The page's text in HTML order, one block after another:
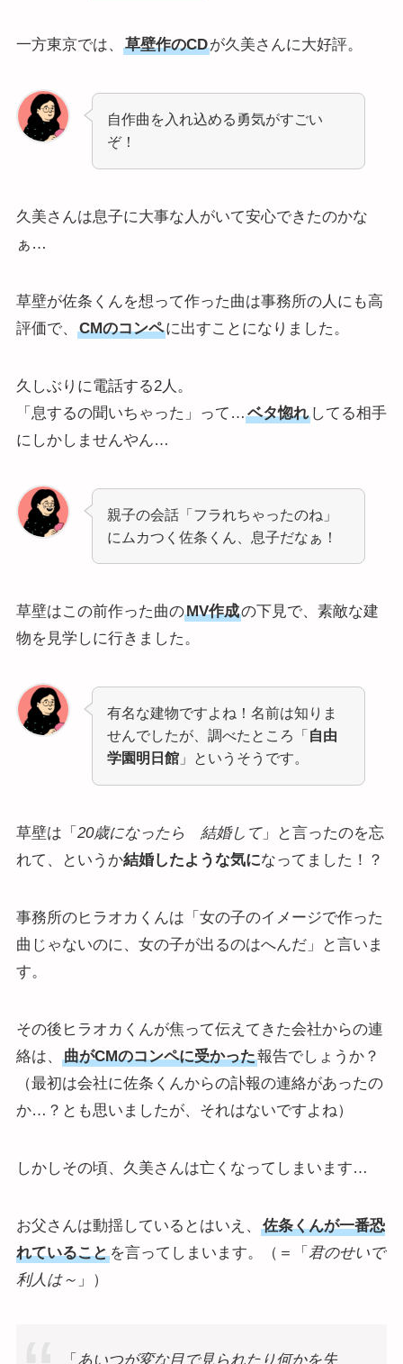
一方東京では、 草壁作のCDが久美さんに大好評。
自作曲を入れ込める勇気がすごい
ぞ！
久美さんは息子に大事な人がいて安心できたのかな
ぁ…
草壁が佐条くんを想って作った曲は事務所の人にも高
評価で、
CMのコンペに出すことになりました。
久しぶりに電話する2人。
「息するの聞いちゃった」って… ベタ惚れしてる相手
にしかしませんやん…
親子の会話「フラれちゃったのね」
にムカつく佐条くん、息子だなぁ！
草壁はこの前作った曲のMV作成の下見で、素敵な建
物を見学しに行きました。
有名な建物ですよね！名前は知りま
せんでしたが、調べたところ「 自由
学園明日館 」というそうです。
草壁は「 20歳になったら 結婚して」と言ったのを忘
れて、というか結婚したような気になってました！？
事務所のヒラオカくんは「女の子のイメージで作った
曲じゃないのに、女の子が出るのはへんだ」と言いま
す。
その後ヒラオカくんが焦って伝えてきた会社からの連
絡は、
曲がCMのコンペに受かった報告でしょうか？
（最初は会社に佐条くんからの訃報の連絡があったの
か…？とも思いましたが、それはないですよね）
しかしその頃、久美さんは亡くなってしまいます…
お父さんは動揺しているとはいえ、
佐条くんが一番恐
れていることを言ってしまいます。（＝「 君のせいで
利人は～ 」）
「 あいつが変な目で見られたり何かを失